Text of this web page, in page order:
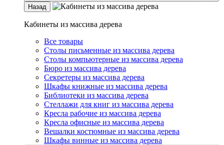
Назад
Кабинеты из массива дерева
Все товары
Столы письменные из массива дерева
Столы компьютерные из массива дерева
Бюро из массива дерева
Секретеры из массива дерева
Шкафы книжные из массива дерева
Библиотеки из массива дерева
Стеллажи для книг из массива дерева
Кресла рабочие из массива дерева
Кресла офисные из массива дерева
Вешалки костюмные из массива дерева
Шкафы винные из массива дерева